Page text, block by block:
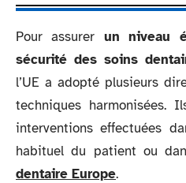
Pour assurer un niveau
sécurité des soins
l’UE a adopté plusieurs
techniques harmonisées.
interventions effectuées
habituel du patient ou
dentaire Europe.